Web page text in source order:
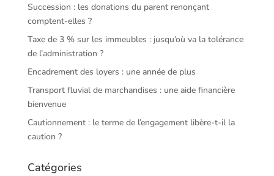
Succession : les donations du parent renonçant
comptent-elles ?
Taxe de 3 % sur les immeubles : jusqu’où va la tolérance
de l’administration ?
Encadrement des loyers : une année de plus
Transport fluvial de marchandises : une aide financière
bienvenue
Cautionnement : le terme de l’engagement libère-t-il la
caution ?
Catégories